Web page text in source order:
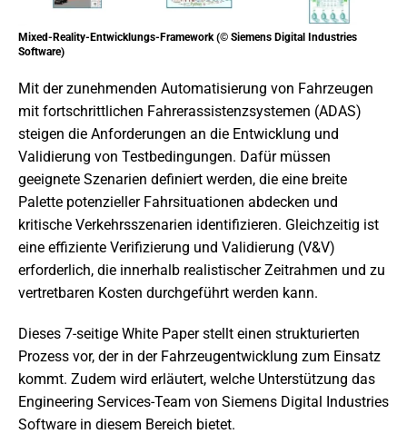
Mixed-Reality-Entwicklungs-Framework (© Siemens Digital Industries
Software)
Mit der zunehmenden Automatisierung von Fahrzeugen
mit fortschrittlichen Fahrerassistenzsystemen (ADAS)
steigen die Anforderungen an die Entwicklung und
Validierung von Testbedingungen. Dafür müssen
geeignete Szenarien definiert werden, die eine breite
Palette potenzieller Fahrsituationen abdecken und
kritische Verkehrsszenarien identifizieren. Gleichzeitig ist
eine effiziente Verifizierung und Validierung (V&V)
erforderlich, die innerhalb realistischer Zeitrahmen und zu
vertretbaren Kosten durchgeführt werden kann.
Dieses 7-seitige White Paper stellt einen strukturierten
Prozess vor, der in der Fahrzeugentwicklung zum Einsatz
kommt. Zudem wird erläutert, welche Unterstützung das
Engineering Services-Team von Siemens Digital Industries
Software in diesem Bereich bietet.